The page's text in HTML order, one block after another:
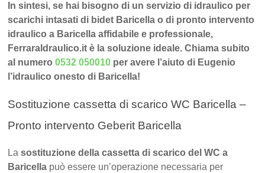
In sintesi, se hai bisogno di un servizio di idraulico per
scarichi intasati di bidet Baricella o di pronto intervento
idraulico a Baricella affidabile e professionale,
FerraraIdraulico.it è la soluzione ideale. Chiama subito
al numero0532 050010 per avere l’aiuto di Eugenio
l’idraulico onesto di Baricella!
Sostituzione cassetta di scarico WC Baricella –
Pronto intervento Geberit Baricella
Lasostituzione della cassetta di scarico del WC a
Baricella può essere un’operazione necessaria per